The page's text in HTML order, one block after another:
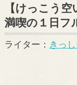
【けっこう
満喫の１日フ
ライター： きっ